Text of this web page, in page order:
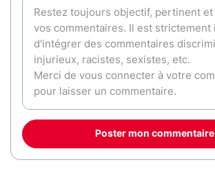
Poster mon commentaire